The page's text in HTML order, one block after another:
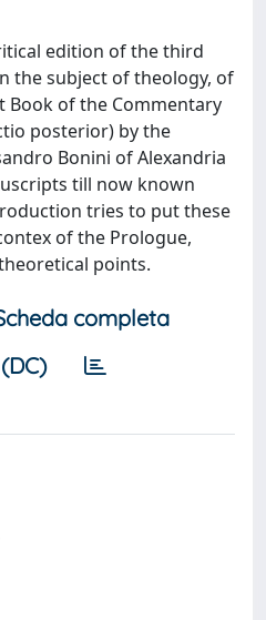
edition of the third
the subject of theology, of
Book of the Commentary
posterior) by the
Bonini of Alexandria
till now known
tries to put these
of the Prologue,
points.
completa